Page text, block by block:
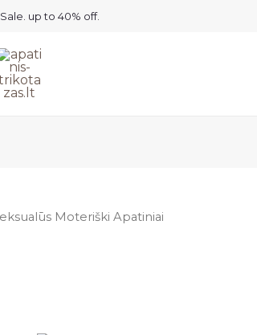
up to 40% off.
Moteriški Apatiniai